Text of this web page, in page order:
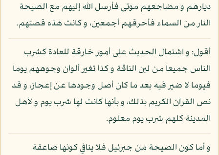
ديارهم و مضاجعهم موتى فأرسل الله إليهم مع الصيحة
النار من السماء فأحرقهم أجمعين، و كانت هذه قصتهم.
أقول: و اشتمال الحديث على أمور خارقة للعادة كشرب
الناس جميعا من لبن الناقة و كذا تغير ألوان وجوههم يوما
فيوما لا ضير فيه بعد ما كان أصل وجودها عن إعجاز، و قد
نص القرآن الكريم بذلك، و بأنها كانت لها شرب يوم و لأهل
المدينة كلهم شرب يوم معلوم.
و أما كون الصيحة من جبرئيل فلا ينافي كونها صاعقة